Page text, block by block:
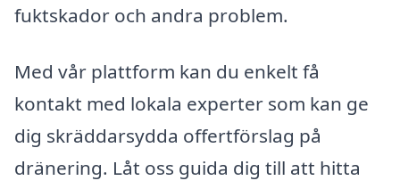
fuktskador och andra problem.
Med vår plattform kan du enkelt få
kontakt med lokala experter som kan ge
dig skräddarsydda offertförslag på
dränering. Låt oss guida dig till att hitta